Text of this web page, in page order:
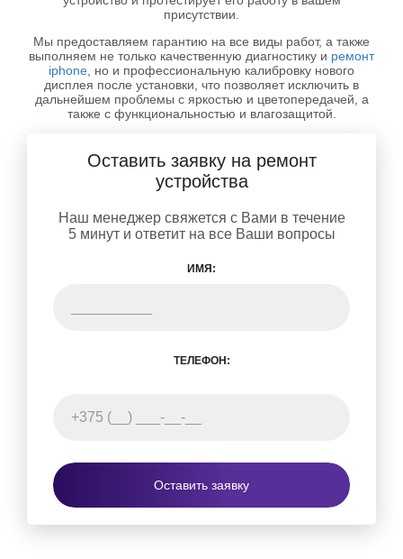
присутствии.
Мы предоставляем гарантию на все виды работ, а также
выполняем не только качественную диагностику и ремонт
iphone , но и профессиональную калибровку нового
дисплея после установки, что позволяет исключить в
дальнейшем проблемы с яркостью и цветопередачей, а
также с функциональностью и влагозащитой.
Оставить заявку на ремонт
устройства
Наш менеджер свяжется с Вами в течение
5 минут и ответит на все Ваши вопросы
ИМЯ:
ТЕЛЕФОН:
Оставить заявку